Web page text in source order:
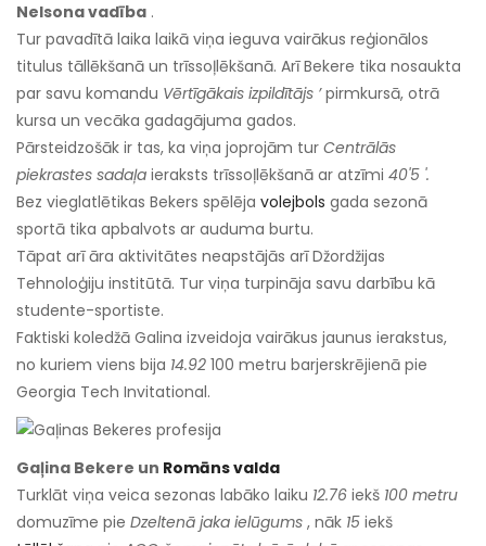
Nelsona vadība .
Tur pavadītā laika laikā viņa ieguva vairākus reģionālos
titulus tāllēkšanā un trīssoļlēkšanā. Arī Bekere tika nosaukta
par savu komandu Vērtīgākais izpildītājs ’pirmkursā, otrā
kursa un vecāka gadagājuma gados.
Pārsteidzošāk ir tas, ka viņa joprojām tur Centrālās
piekrastes sadaļa ieraksts trīssoļlēkšanā ar atzīmi 40'5 '.
Bez vieglatlētikas Bekers spēlēja volejbols gada sezonā
sportā tika apbalvots ar auduma burtu.
Tāpat arī āra aktivitātes neapstājās arī Džordžijas
Tehnoloģiju institūtā. Tur viņa turpināja savu darbību kā
studente-sportiste.
Faktiski koledžā Galina izveidoja vairākus jaunus ierakstus,
no kuriem viens bija 14.92 100 metru barjerskrējienā pie
Georgia Tech Invitational.
Gaļina Bekere un Romāns valda
Turklāt viņa veica sezonas labāko laiku 12.76 iekš 100 metru
domuzīme pie Dzeltenā jaka ielūgums , nāk 15 iekš